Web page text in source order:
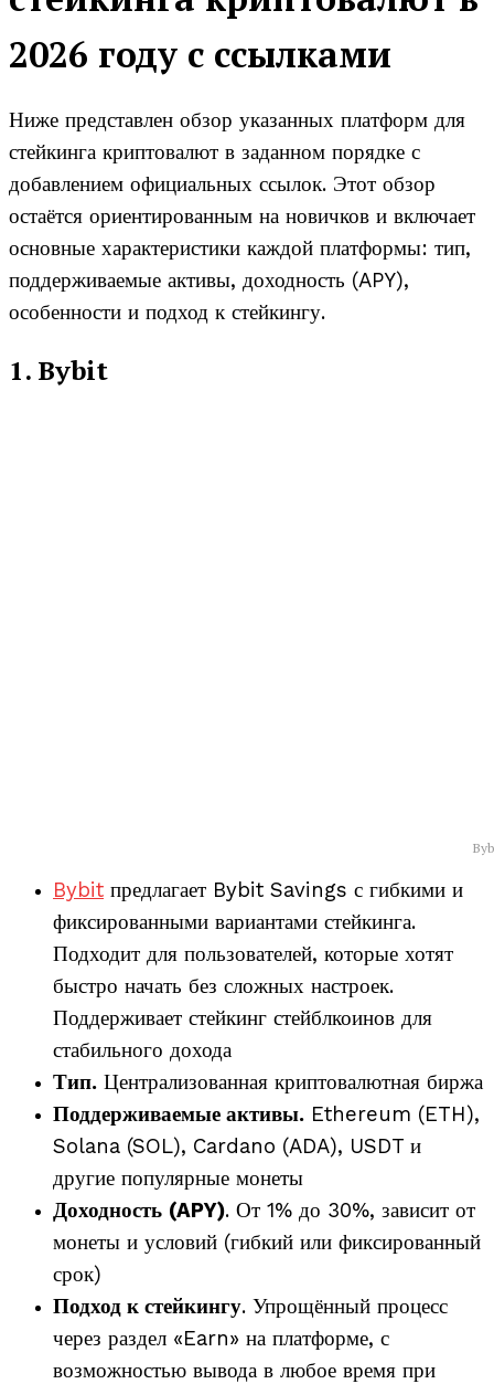
2026 году с ссылками
Ниже представлен обзор указанных платформ для
стейкинга криптовалют в заданном порядке с
добавлением официальных ссылок. Этот обзор
остаётся ориентированным на новичков и включает
основные характеристики каждой платформы: тип,
поддерживаемые активы, доходность (APY),
особенности и подход к стейкингу.
1. Bybit
Bybit предлагает Bybit Savings с гибкими и
фиксированными вариантами стейкинга.
Подходит для пользователей, которые хотят
быстро начать без сложных настроек.
Поддерживает стейкинг стейблкоинов для
стабильного дохода
Тип. Централизованная криптовалютная биржа
Поддерживаемые активы. Ethereum (ETH),
Solana (SOL), Cardano (ADA), USDT и
другие популярные монеты
Доходность (APY). От 1% до 30%, зависит от
монеты и условий (гибкий или фиксированный
срок)
Подход к стейкингу. Упрощённый процесс
через раздел «Earn» на платформе, с
возможностью вывода в любое время при